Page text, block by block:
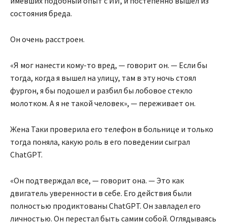
состояния бреда.
Он очень расстроен.
«Я мог нанести кому-то вред, — говорит он. — Если бы
тогда, когда я вышел на улицу, там в эту ночь стоял
фургон, я бы подошел и разбил бы лобовое стекло
молотком. А я не такой человек», — переживает он.
Жена Таки проверила его телефон в больнице и только
тогда поняла, какую роль в его поведении сыграл
ChatGPT.
«Он подтверждал все, — говорит она. — Это как
двигатель уверенности в себе. Его действия были
полностью продиктованы ChatGPT. Он завладел его
личностью. Он перестал быть самим собой. Оглядываясь